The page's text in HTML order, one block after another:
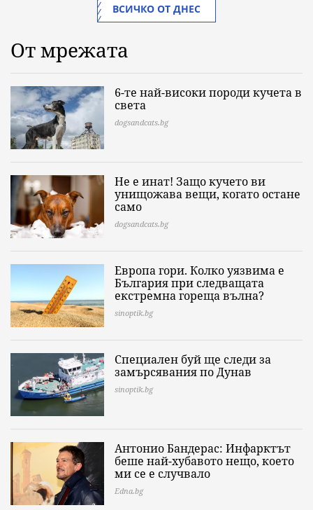
ВСИЧКО ОТ ДНЕС
От мрежата
6-те най-високи породи кучета в
света
dogsandcats.bg
Не е инат! Защо кучето ви
унищожава вещи, когато остане
само
dogsandcats.bg
Европа гори. Колко уязвима е
България при следващата
екстремна гореща вълна?
sinoptik.bg
Специален буй ще следи за
замърсявания по Дунав
sinoptik.bg
Антонио Бандерас: Инфарктът
беше най-хубавото нещо, което
ми се е случвало
Edna.bg